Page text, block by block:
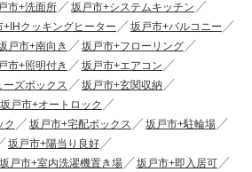
市+洗面所
坂戸市+システムキッチン
+IHクッキングヒーター
坂戸市+バルコニー
戸市+南向き
坂戸市+フローリング
市+照明付き
坂戸市+エアコン
ーズボックス
坂戸市+玄関収納
坂戸市+オートロック
ク
坂戸市+宅配ボックス
坂戸市+駐輪場
坂戸市+陽当り良好
坂戸市+室内洗濯機置き場
坂戸市+即入居可